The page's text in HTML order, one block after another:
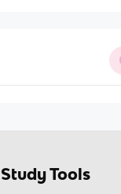
Study Tools